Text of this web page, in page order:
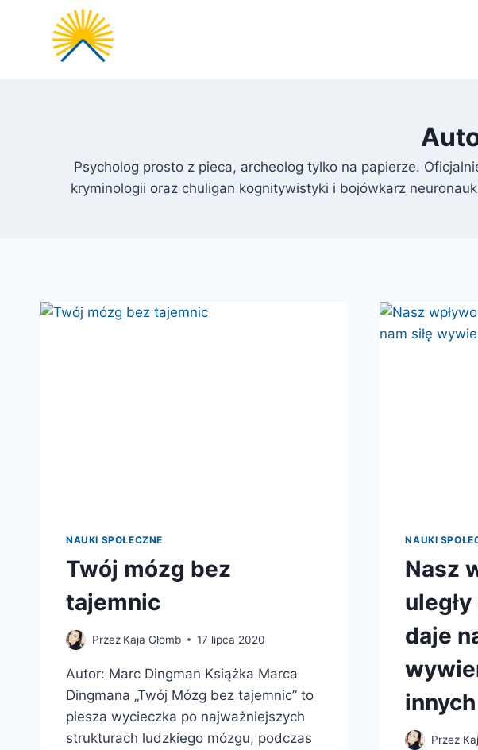
Psycholog prosto z pieca, archeolog tylko na papierze.
kryminologii oraz chuligan kognitywistyki i bojówkarz
NAUKI SPOŁECZNE
Twój mózg bez
tajemnic
Przez Kaja Głomb 17 lipca 2020
Autor: Marc Dingman Książka Marca
Dingmana „Twój Mózg bez tajemnic” to
piesza wycieczka po najważniejszych
strukturach ludzkiego mózgu, podczas
NAUKI
Nasz
daje
innych
Przez